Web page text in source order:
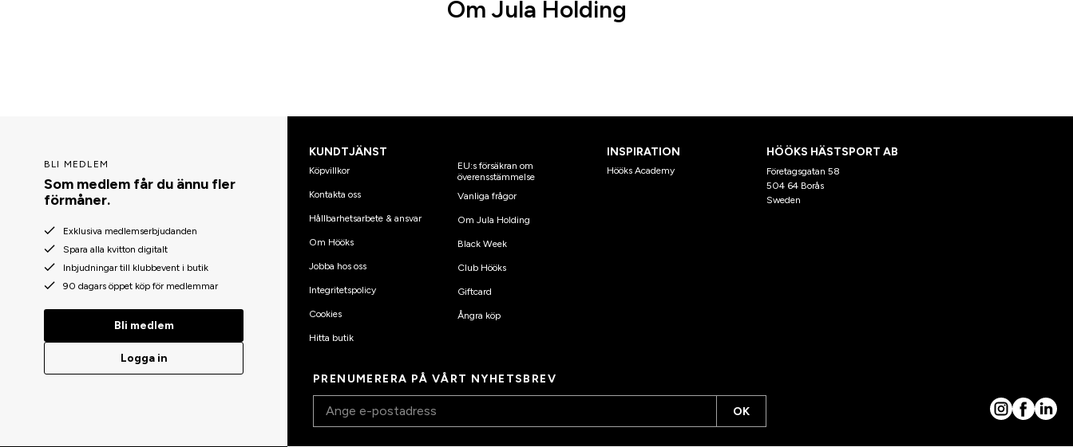
Om Jula Holding
BLI MEDLEM
Som medlem får du ännu fler
förmåner.
Exklusiva medlemserbjudanden
Spara alla kvitton digitalt
Inbjudningar till klubbevent i butik
90 dagars öppet köp för medlemmar
Bli medlem
Logga in
KUNDTJÄNST
Köpvillkor
Kontakta oss
Hållbarhetsarbete & ansvar
Om Hööks
Jobba hos oss
Integritetspolicy
Cookies
Hitta butik
EU:s försäkran om
överensstämmelse
Vanliga frågor
Om Jula Holding
Black Week
Club Hööks
Giftcard
Ångra köp
INSPIRATION
Hööks Academy
HÖÖKS HÄSTSPORT AB
Företagsgatan 58
504 64 Borås
Sweden
PRENUMERERA PÅ VÅRT NYHETSBREV
OK